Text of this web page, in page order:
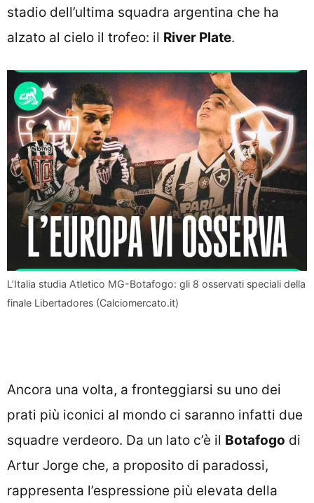
stadio dell’ultima squadra argentina che ha
alzato al cielo il trofeo: il River Plate.
L’Italia studia Atletico MG-Botafogo: gli 8 osservati speciali della
finale Libertadores (Calciomercato.it)
Ancora una volta, a fronteggiarsi su uno dei
prati più iconici al mondo ci saranno infatti due
squadre verdeoro. Da un lato c’è il Botafogo di
Artur Jorge che, a proposito di paradossi,
rappresenta l’espressione più elevata della